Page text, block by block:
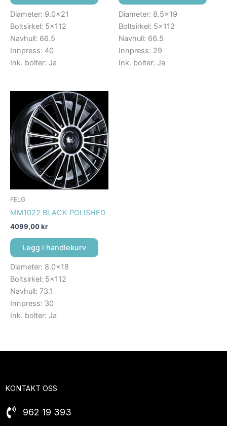
Diameter: 9.0×21
Boltsirkel: 5×112
Navhull: 66.5
Innpress: 40
Ink. bolter: Ja
Diameter: 8.5×19
Boltsirkel: 5×112
Navhull: 66.5
Innpress: 29
Ink. bolter: Ja
FELG
MM1022 BLACK POLISHED
4099,00kr
Legg i handlekurv
Diameter: 8.0×18
Boltsirkel: 5×112
Navhull: 73.1
Innpress: 30
Ink. bolter: Ja
KONTAKT OSS
962 19 393